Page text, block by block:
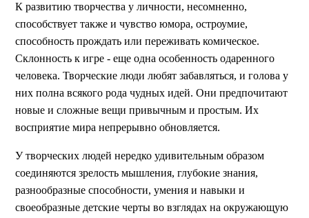
К развитию творчества у личности, несомненно,
способствует также и чувство юмора, остроумие,
способность прождать или переживать комическое.
Склонность к игре - еще одна особенность одаренного
человека. Творческие люди любят забавляться, и голова у
них полна всякого рода чудных идей. Они предпочитают
новые и сложные вещи привычным и простым. Их
восприятие мира непрерывно обновляется.
У творческих людей нередко удивительным образом
соединяются зрелость мышления, глубокие знания,
разнообразные способности, умения и навыки и
своеобразные детские черты во взглядах на окружающую